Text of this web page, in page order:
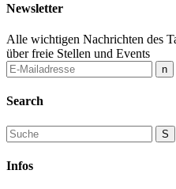
Newsletter
Alle wichtigen Nachrichten des
über freie Stellen und Events
Search
Infos